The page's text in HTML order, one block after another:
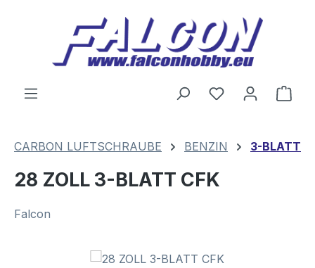
Zum Hauptinhalt springen
Du hast 0
CARBON LUFTSCHRAUBE BENZIN 3-BLATT
28 ZOLL 3-BLATT CFK
Falcon
Bildergalerie überspringen